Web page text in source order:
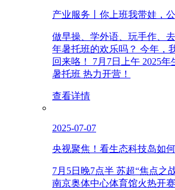
产业服务丨你上班我带娃，
做早操、学外语、玩手作、
年暑托班的欢乐吗？ 今年，
回来咯！ 7月7日上午 2025
暑托班 热力开营！
查看详情
2025-07-07
央视聚焦！看生态科技岛如
7月5日晚7点半 苏超“焦点
南京奥体中心体育馆火热开